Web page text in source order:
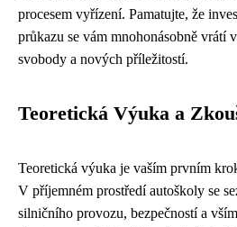
procesem vyřízení. Pamatujte, že
průkazu se vám mnohonásobně vrátí
svobody a nových příležitostí.
Teoretická Výuka a
Teoretická výuka je vaším prvním
V příjemném prostředí autoškoly se
silničního provozu, bezpečností a